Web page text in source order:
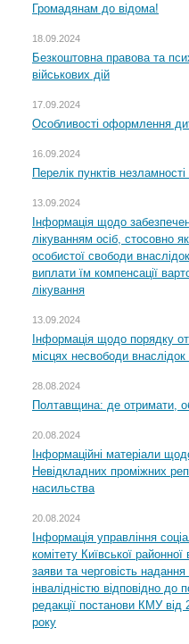
Громадянам до відома!
18.09.2024
Безкоштовна правова та
військових дій
17.09.2024
Особливості оформлення
16.09.2024
Перелік пунктів
13.09.2024
Інформація щодо
лікуванням осіб, стосовно
особистої свободи
виплати їм компенсації
лікування
13.09.2024
Інформація щодо порядку
місцях несвободи внаслідок
28.08.2024
Полтавщина: де отримати,
20.08.2024
Інформаційні матеріали
Невідкладних проміжних
насильства
20.08.2024
Інформація управління
комітету Київської
заяви та черговість надання
інвалідністю відповідно
редакції постанови КМУ
року